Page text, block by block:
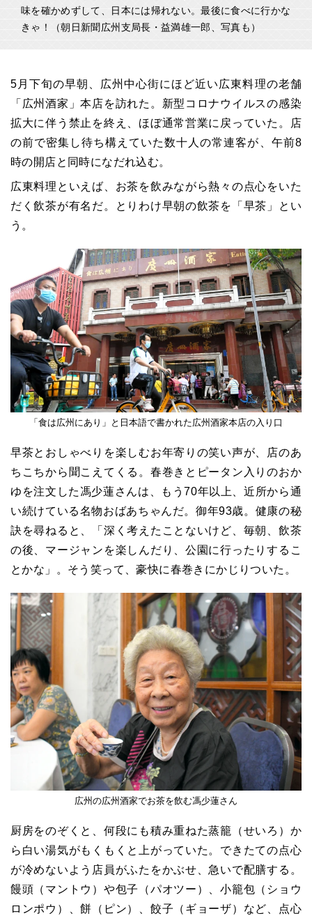
味を確かめずして、日本には帰れない。最後に食べに行かな
きゃ！（朝日新聞広州支局長・益満雄一郎、写真も）
5月下旬の早朝、広州中心街にほど近い広東料理の老舗
「広州酒家」本店を訪れた。新型コロナウイルスの感染
拡大に伴う禁止を終え、ほぼ通常営業に戻っていた。店
の前で密集し待ち構えていた数十人の常連客が、午前8
時の開店と同時になだれ込む。
広東料理といえば、お茶を飲みながら熱々の点心をいた
だく飲茶が有名だ。とりわけ早朝の飲茶を「早茶」とい
う。
「食は広州にあり」と日本語で書かれた広州酒家本店の入り口
早茶とおしゃべりを楽しむお年寄りの笑い声が、店のあ
ちこちから聞こえてくる。春巻きとピータン入りのおか
ゆを注文した馮少蓮さんは、もう70年以上、近所から通
い続けている名物おばあちゃんだ。御年93歳。健康の秘
訣を尋ねると、「深く考えたことないけど、毎朝、飲茶
の後、マージャンを楽しんだり、公園に行ったりするこ
とかな」。そう笑って、豪快に春巻きにかじりついた。
広州の広州酒家でお茶を飲む馮少蓮さん
厨房をのぞくと、何段にも積み重ねた蒸籠（せいろ）か
ら白い湯気がもくもくと上がっていた。できたての点心
が冷めないよう店員がふたをかぶせ、急いで配膳する。
饅頭（マントウ）や包子（パオツー）、小籠包（ショウ
ロンポウ）、餅（ピン）、餃子（ギョーザ）など、点心